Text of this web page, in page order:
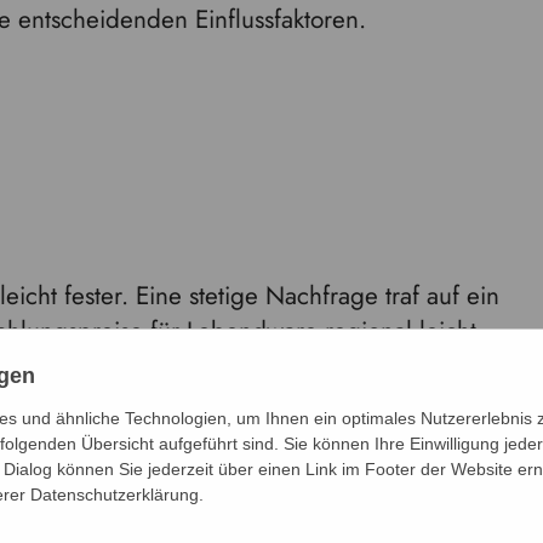
Einflussfaktoren.
fester. Eine stetige Nachfrage traf auf ein
für Lebendware regional leicht
erwartet. Bei anhaltend ausgeglichener
auf dem aktuellen Niveau bleiben.
und ähnliche Technologien, um Ihnen ein optimales Nutzererlebnis
Übersicht aufgeführt sind. Sie können Ihre Einwilligung
können Sie jederzeit über einen Link im Footer der Website
Datenschutzerklärung.